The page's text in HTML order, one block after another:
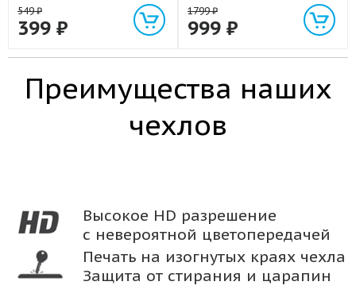
549₽
399 ₽
1799₽
999 ₽
Преимущества наших
чехлов
Высокое HD разрешение
с невероятной цветопередачей
Печать на изогнутых краях чехла
Защита от стирания и царапин